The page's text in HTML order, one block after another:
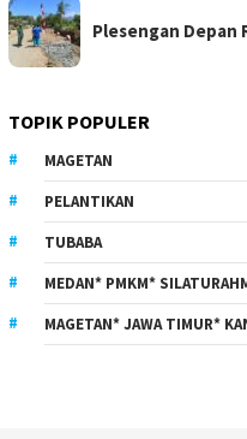
Plesengan Depan
TOPIK POPULER
MAGETAN
PELANTIKAN
TUBABA
MEDAN* PMKM*
MAGETAN* JAWA TIMUR*